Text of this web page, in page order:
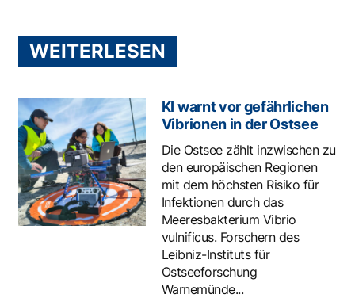
WEITERLESEN
KI warnt vor gefährlichen
Vibrionen in der Ostsee
Die Ostsee zählt inzwischen zu
den europäischen Regionen
mit dem höchsten Risiko für
Infektionen durch das
Meeresbakterium Vibrio
vulnificus. Forschern des
Leibniz-Instituts für
Ostseeforschung
Warnemünde...